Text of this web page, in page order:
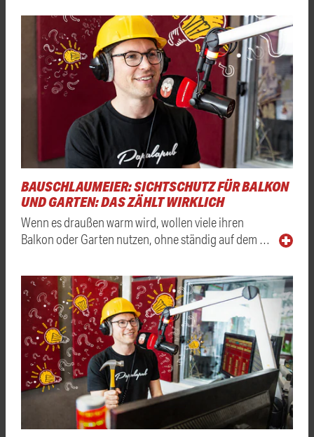
BAUSCHLAUMEIER: SICHTSCHUTZ FÜR BALKON
UND GARTEN: DAS ZÄHLT WIRKLICH
Wenn es draußen warm wird, wollen viele ihren
Balkon oder Garten nutzen, ohne ständig auf dem …